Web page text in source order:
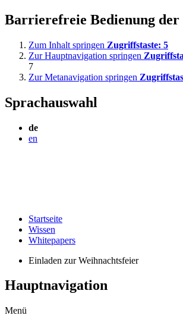
Barrierefreie Bedienung der
Zum Inhalt springen Zugriffstaste: 5
Zur Hauptnavigation springen
7
Zur Metanavigation springen
Sprachauswahl
de
en
Startseite
Wissen
Whitepapers
Einladen zur Weihnachtsfeier
Hauptnavigation
Menü